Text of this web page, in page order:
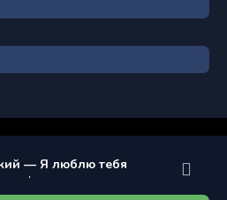
— Я люблю тебя